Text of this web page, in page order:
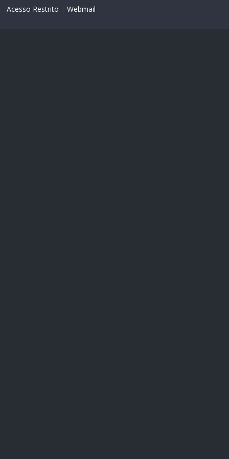
Acesso Restrito |Webmail